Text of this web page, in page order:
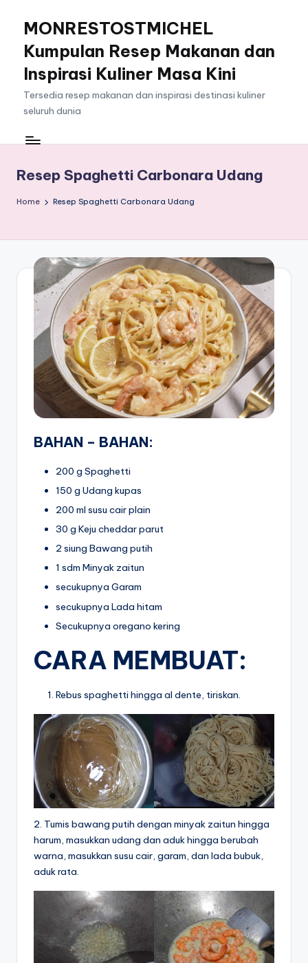
content
MONRESTOSTMICHEL
Kumpulan Resep Makanan dan
Inspirasi Kuliner Masa Kini
Tersedia resep makanan dan inspirasi destinasi kuliner
seluruh dunia
Resep Spaghetti Carbonara Udang
Home Resep Spaghetti Carbonara Udang
BAHAN – BAHAN:
200 g Spaghetti
150 g Udang kupas
200 ml susu cair plain
30 g Keju cheddar parut
2 siung Bawang putih
1 sdm Minyak zaitun
secukupnya Garam
secukupnya Lada hitam
Secukupnya oregano kering
CARA MEMBUAT:
Rebus spaghetti hingga al dente, tiriskan.
2. Tumis bawang putih dengan minyak zaitun hingga
harum, masukkan udang dan aduk hingga berubah
warna, masukkan susu cair, garam, dan lada bubuk,
aduk rata.